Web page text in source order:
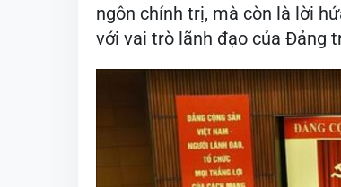
ngôn chính trị, mà còn là lời
với vai trò lãnh đạo của Đảng